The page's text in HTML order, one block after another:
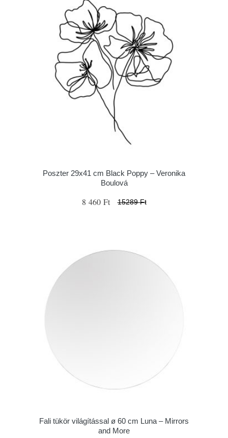
Poszter 29x41 cm Black Poppy – Veronika
Boulová
8 460 Ft 15289 Ft
Fali tükör világítással ø 60 cm Luna – Mirrors
and More